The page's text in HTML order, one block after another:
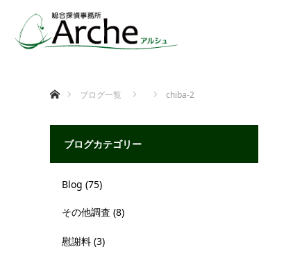
ブログ一覧
chiba-2
ブログカテゴリー
Blog (75)
その他調査 (8)
慰謝料 (3)